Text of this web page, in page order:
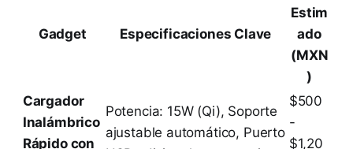
Gadget Especificaciones Clave
Estim
ado
(MXN
)
Cargador
Inalámbrico
Rápido con
Potencia: 15W (Qi), Soporte
ajustable automático, Puerto
$500
-
$1,20